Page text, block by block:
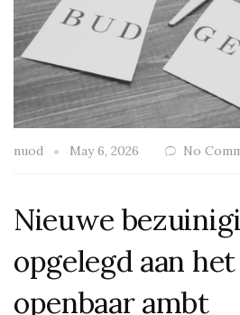
nuod May 6, 2026 No
Nieuwe
opgelegd aan
openbaar ambt